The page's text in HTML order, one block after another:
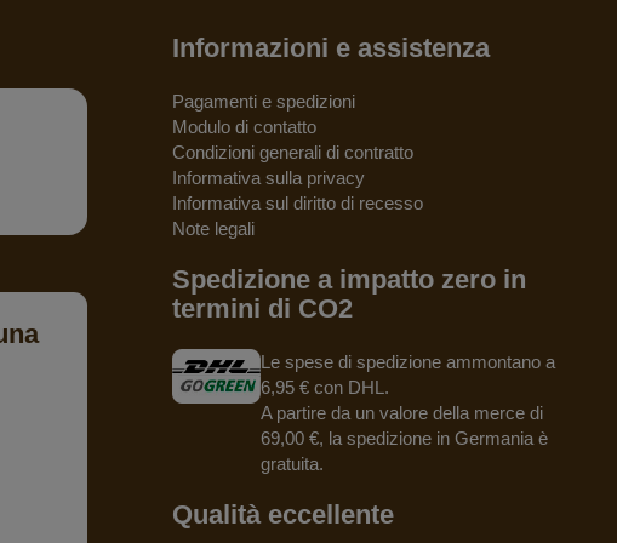
Informazioni e assistenza
Pagamenti e spedizioni
Modulo di contatto
Condizioni generali di contratto
Informativa sulla privacy
Informativa sul diritto di recesso
Note legali
Spedizione a impatto zero in
termini di CO2
Le spese di spedizione ammontano a
6,95 € con DHL.
A partire da un valore della merce di
69,00 €, la spedizione in Germania è
gratuita.
Qualità eccellente